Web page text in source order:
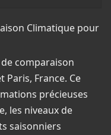
Climatique pour
comparaison
France. Ce
précieuses
les niveaux de
saisonniers